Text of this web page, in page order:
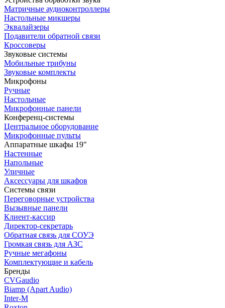
Матричные аудиоконтроллеры
Настольные микшеры
Эквалайзеры
Подавители обратной связи
Кроссоверы
Звуковые системы
Мобильные трибуны
Звуковые комплекты
Микрофоны
Ручные
Настольные
Микрофонные панели
Конференц-системы
Центральное оборудование
Микрофонные пульты
Аппаратные шкафы 19"
Настенные
Напольные
Уличные
Аксессуары для шкафов
Системы связи
Переговорные устройства
Вызывные панели
Клиент-кассир
Директор-секретарь
Обратная связь для СОУЭ
Громкая связь для АЗС
Ручные мегафоны
Комплектующие и кабель
Бренды
CVGaudio
Biamp (Apart Audio)
Inter-M